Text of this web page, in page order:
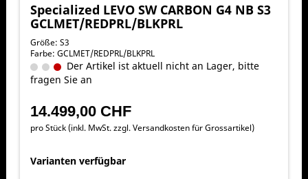
Specialized LEVO SW CARBON G4 NB S3
GCLMET/REDPRL/BLKPRL
Größe: S3
Farbe: GCLMET/REDPRL/BLKPRL
Der Artikel ist aktuell nicht an Lager, bitte
fragen Sie an
14.499,00 CHF
pro Stück (inkl. MwSt. zzgl.Versandkosten für Grossartikel)
Varianten verfügbar